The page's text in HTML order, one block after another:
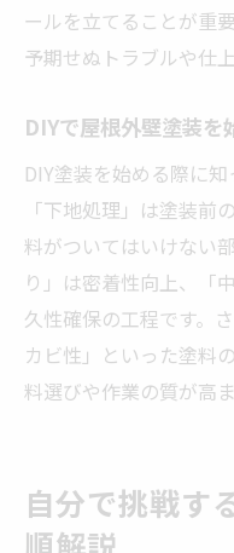
ント
屋根外壁塗装
作業効率アッ
装DIY術
屋根外壁塗装
め
安全第一で進
ェック
屋根外壁塗装の
屋根外壁塗装
耐久性重視
ント
ールを立てることが重
予期せぬトラブルや仕
DIYで屋根外壁塗装を
DIY塗装を始める際に知
「下地処理」は塗装前
料がついてはいけない
り」は密着性向上、「
久性確保の工程です。
カビ性」といった塗料
料選びや作業の質が高ま
自分で挑戦す